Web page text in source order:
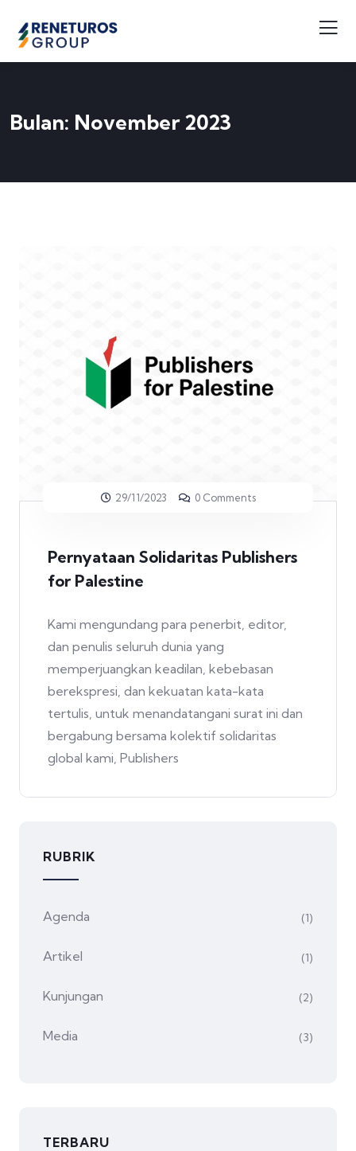
Bulan: November 2023
29/11/2023 0 Comments
Pernyataan Solidaritas Publishers
for Palestine
Kami mengundang para penerbit, editor,
dan penulis seluruh dunia yang
memperjuangkan keadilan, kebebasan
berekspresi, dan kekuatan kata-kata
tertulis, untuk menandatangani surat ini dan
bergabung bersama kolektif solidaritas
global kami, Publishers
RUBRIK
Agenda (1)
Artikel (1)
Kunjungan (2)
Media (3)
TERBARU